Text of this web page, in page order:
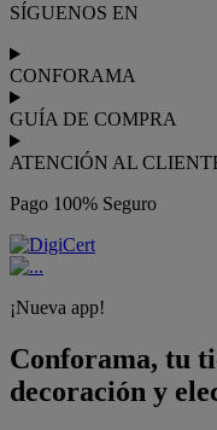
SÍGUENOS EN
CONFORAMA
GUÍA DE COMPRA
ATENCIÓN AL
Pago 100% Seguro
¡Nueva app!
Conforama, tu
decoración y